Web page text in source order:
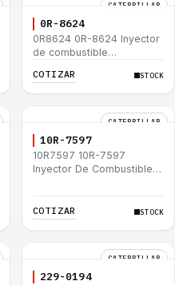
CATERPILLAR
0R-8624
0R8624 0R-8624 Inyector
de combustible
775D D9R D10R 657E 631E
COTIZAR STOCK
CATERPILLAR
10R-7597
10R7597 10R-7597
Inyector De Combustible
L
COTIZAR STOCK
CATERPILLAR
229-0194